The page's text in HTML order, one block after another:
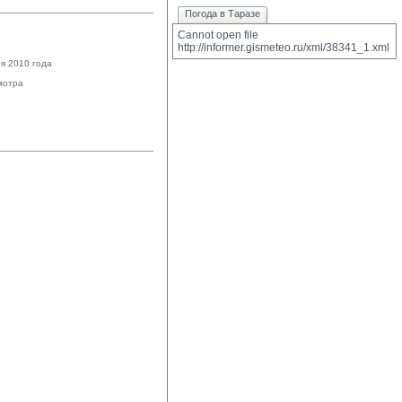
2010 года
Погода в Таразе
Cannot open file
http://informer.gismeteo.ru/xml/38341_1.xml